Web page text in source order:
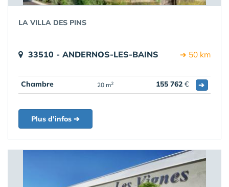
LA VILLA DES PINS
33510 - ANDERNOS-LES-BAINS ➔ 50 km
Chambre 20 m2 155 762 € ➔
Plus d'infos ➔